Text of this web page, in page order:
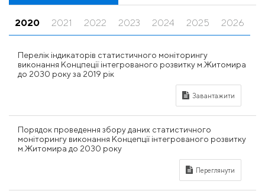
2020 2021 2022 2023 2024 2025 2026
Перелік індикаторів статистичного моніторингу
виконання Концпеції інтегрованого розвитку м.Житомира
до 2030 року за 2019 рік
Порядок проведення збору даних статистичного
моніторингу виконання Концепції інтегрованого розвитку
м.Житомира до 2030 року